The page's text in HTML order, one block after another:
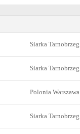
Siarka Tarnobrzeg
Siarka Tarnobrzeg
Polonia Warszawa
Siarka Tarnobrzeg